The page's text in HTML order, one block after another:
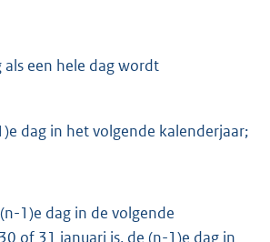
een hele dag wordt
dag in het volgende kalenderjaar;
1)e dag in de volgende
of 31 januari is, de (n-1)e dag in